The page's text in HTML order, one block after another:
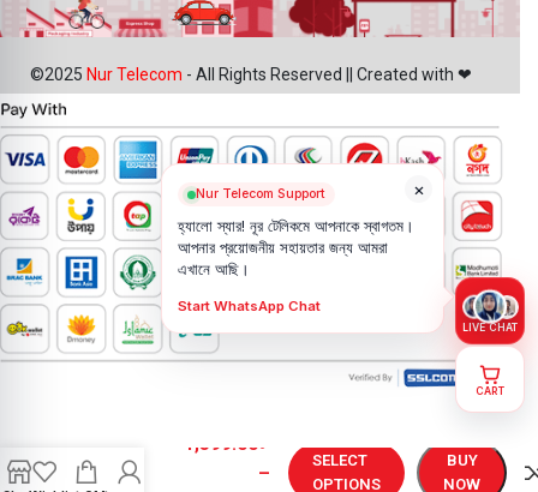
©2025 Nur Telecom - All Rights Reserved || Created with ❤
Display
Price in
1,399.00৳
–
SELECT
OPTIONS
BUY
NOW
×
Nur Telecom Support
হ্যালো স্যার! নূর টেলিকমে আপনাকে স্বাগতম।
আপনার প্রয়োজনীয় সহায়তার জন্য আমরা
এখানে আছি।
Start WhatsApp Chat
LIVE CHAT
CART